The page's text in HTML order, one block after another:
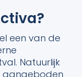
een van de
Natuurlijk
aangeboden